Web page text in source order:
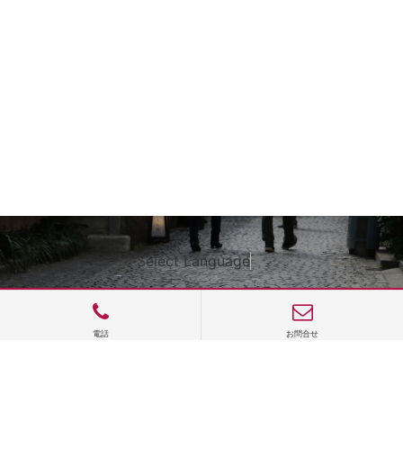
Select Language▼
電話 お問合せ